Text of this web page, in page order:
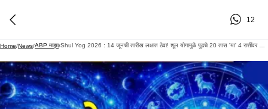
12
Home/News/ABP माझा/